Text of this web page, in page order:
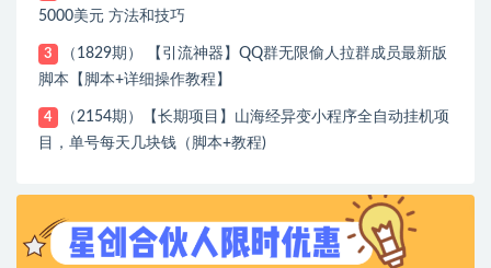
5000美元 方法和技巧
3
（1829期） 【引流神器】QQ群无限偷人拉群成员最新版
脚本【脚本+详细操作教程】
4
（2154期）【长期项目】山海经异变小程序全自动挂机项
目，单号每天几块钱（脚本+教程)